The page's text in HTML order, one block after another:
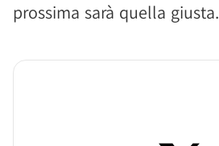
prossima sarà quella giusta.